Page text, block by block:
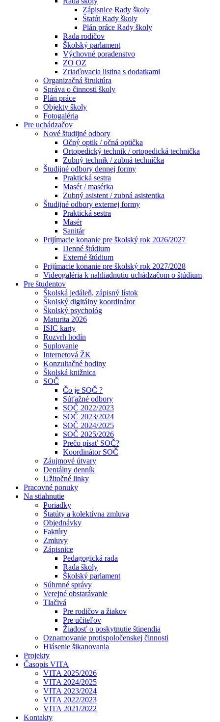
Zápisnice Rady školy
Štatút Rady školy
Plán práce Rady školy
Rada rodičov
Školský parlament
Výchovné poradenstvo
ZO OZ
Zriaďovacia listina s dodatkami
Organizačná štruktúra
Správa o činnosti školy
Plán práce
Objekty školy
Fotogaléria
Pre uchádzačov
Nové študijné odbory
Očný optik / očná optička
Ortopedický technik / ortopedická technička
Zubný technik / zubná technička
Študijné odbory dennej formy
Praktická sestra
Masér / masérka
Zubný asistent / zubná asistentka
Študijné odbory externej formy
Praktická sestra
Masér
Sanitár
Prijímacie konanie pre školský rok 2026/2027
Denné štúdium
Externé štúdium
Prijímacie konanie pre školský rok 2027/2028
Videogaléria k nahliadnutiu uchádzačom o štúdium
Pre študentov
Školská jedáleň, zápisný lístok
Školský digitálny koordinátor
Školský psychológ
Maturita 2026
ISIC karty
Rozvrh hodín
Suplovanie
Internetová ŽK
Konzultačné hodiny
Školská knižnica
SOČ
Čo je SOČ ?
Súťažné odbory
SOČ 2022/2023
SOČ 2023/2024
SOČ 2024/2025
SOČ 2025/2026
Prečo písať SOČ?
Koordinátor SOČ
Záujmové útvary
Dentálny denník
Užitočné linky
Pracovné ponuky
Na stiahnutie
Poriadky
Štatúty a kolektívna zmluva
Objednávky
Faktúry
Zmluvy
Zápisnice
Pedagogická rada
Rada školy
Školský parlament
Súhrnné správy
Verejné obstarávanie
Tlačivá
Pre rodičov a žiakov
Pre učiteľov
Žiadosť o poskytnutie štipendia
Oznamovanie protispoločenskej činnosti
Hlásenie šikanovania
Projekty
Časopis VITA
VITA 2025/2026
VITA 2024/2025
VITA 2023/2024
VITA 2022/2023
VITA 2021/2022
Kontakty